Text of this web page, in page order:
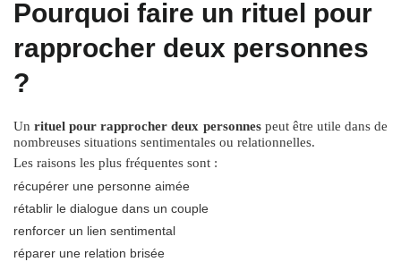
Pourquoi faire un rituel pour
rapprocher deux personnes
?
Unrituel pour rapprocher deux personnespeut être utile dans de
nombreuses situations sentimentales ou relationnelles.
Les raisons les plus fréquentes sont :
récupérer une personne aimée
rétablir le dialogue dans un couple
renforcer un lien sentimental
réparer une relation brisée